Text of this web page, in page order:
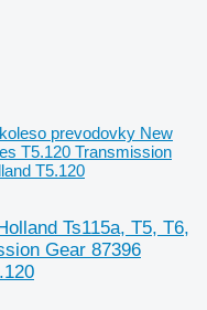
prevodovky New
T5.120 Transmission
T5.120
Ts115a, T5, T6,
Gear 87396